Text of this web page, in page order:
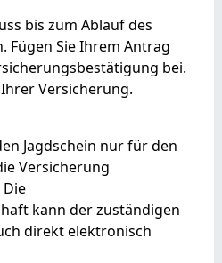
bis zum Ablauf des
Fügen Sie Ihrem Antrag
bei.
Versicherung.
Jagdschein nur für den
Versicherung
kann der zuständigen
direkt elektronisch